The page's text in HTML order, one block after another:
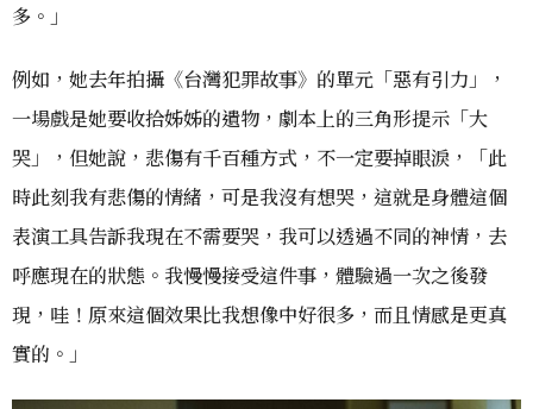
多。」
例如，她去年拍攝《台灣犯罪故事》的單元「惡有引力」，
一場戲是她要收拾姊姊的遺物，劇本上的三角形提示「大
哭」，但她說，悲傷有千百種方式，不一定要掉眼淚，「此
時此刻我有悲傷的情緒，可是我沒有想哭，這就是身體這個
表演工具告訴我現在不需要哭，我可以透過不同的神情，去
呼應現在的狀態。我慢慢接受這件事，體驗過一次之後發
現，哇！原來這個效果比我想像中好很多，而且情感是更真
實的。」